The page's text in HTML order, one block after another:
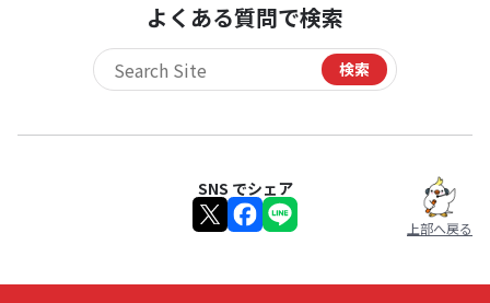
よくある質問で検索
サイト内検索 検索
SNS でシェア
上部へ戻る